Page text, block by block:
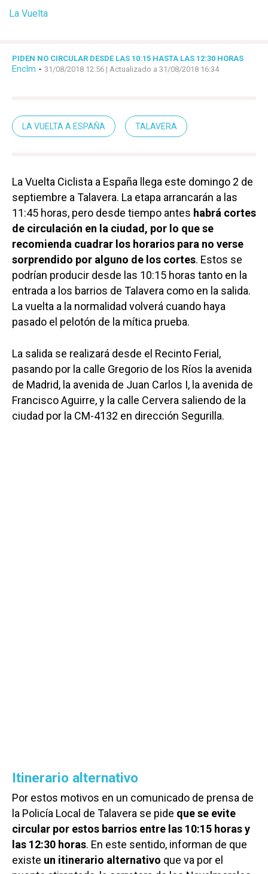
La Vuelta
PIDEN NO CIRCULAR DESDE LAS 10:15 HASTA LAS 12:30 HORAS
Enclm - 31/08/2018 12:56 | Actualizado a 31/08/2018 16:34
LA VUELTA A ESPAÑA TALAVERA
La Vuelta Ciclista a España llega este domingo 2 de
septiembre a Talavera. La etapa arrancarán a las
11:45 horas, pero desde tiempo antes habrá cortes
de circulación en la ciudad, por lo que se
recomienda cuadrar los horarios para no verse
sorprendido por alguno de los cortes. Estos se
podrían producir desde las 10:15 horas tanto en la
entrada a los barrios de Talavera como en la salida.
La vuelta a la normalidad volverá cuando haya
pasado el pelotón de la mítica prueba.
La salida se realizará desde el Recinto Ferial,
pasando por la calle Gregorio de los Ríos la avenida
de Madrid, la avenida de Juan Carlos I, la avenida de
Francisco Aguirre, y la calle Cervera saliendo de la
ciudad por la CM-4132 en dirección Segurilla.
Itinerario alternativo
Por estos motivos en un comunicado de prensa de
la Policía Local de Talavera se pide que se evite
circular por estos barrios entre las 10:15 horas y
las 12:30 horas. En este sentido, informan de que
existe un itinerario alternativo que va por el